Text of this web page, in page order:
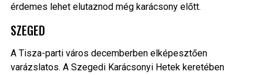
érdemes lehet elutaznod még karácsony előtt.
SZEGED
A Tisza-parti város decemberben elképesztően
varázslatos. A Szegedi Karácsonyi Hetek keretében